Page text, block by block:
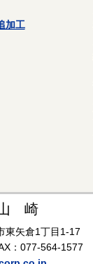
加工
崎
矢倉1丁目1-17
：077-564-1577